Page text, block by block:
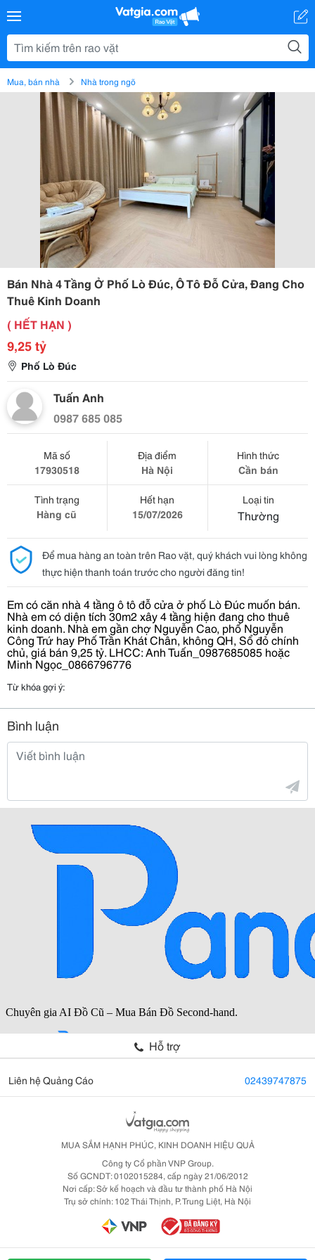
Mua, bán nhà Nhà trong ngõ
Bán Nhà 4 Tầng Ở Phố Lò Đúc, Ô Tô Đỗ Cửa, Đang Cho
Thuê Kinh Doanh
( HẾT HẠN )
9,25 tỷ
Phố Lò Đúc
Tuấn Anh
0987 685 085
Mã số
17930518
Địa điểm
Hà Nội
Hình thức
Cần bán
Tình trạng
Hàng cũ
Hết hạn
15/07/2026
Loại tin
Thường
Để mua hàng an toàn trên Rao vặt, quý khách vui lòng không
thực hiện thanh toán trước cho người đăng tin!
Em có căn nhà 4 tầng ô tô đỗ cửa ở phố Lò Đúc muốn bán.
Nhà em có diện tích 30m2 xây 4 tầng hiện đang cho thuê
kinh doanh. Nhà em gần chợ Nguyễn Cao, phố Nguyễn
Công Trứ hay Phố Trần Khát Chân, không QH, Sổ đỏ chính
chủ, giá bán 9,25 tỷ. LHCC: Anh Tuấn_0987685085 hoặc
Minh Ngọc_0866796776
Từ khóa gợi ý:
Bình luận
Hỗ trợ
Liên hệ Quảng Cáo 02439747875
MUA SẮM HẠNH PHÚC, KINH DOANH HIỆU QUẢ
Công ty Cổ phần VNP Group.
Số GCNDT: 0102015284, cấp ngày 21/06/2012
Nơi cấp: Sở kế hoạch và đầu tư thành phố Hà Nội
Trụ sở chính: 102 Thái Thịnh, P. Trung Liệt, Hà Nội